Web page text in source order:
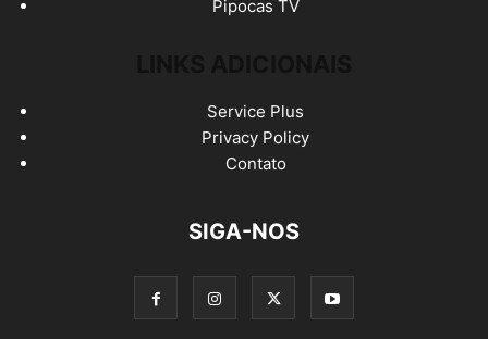
Pipocas TV
Service Plus
Privacy Policy
Contato
SIGA-NOS